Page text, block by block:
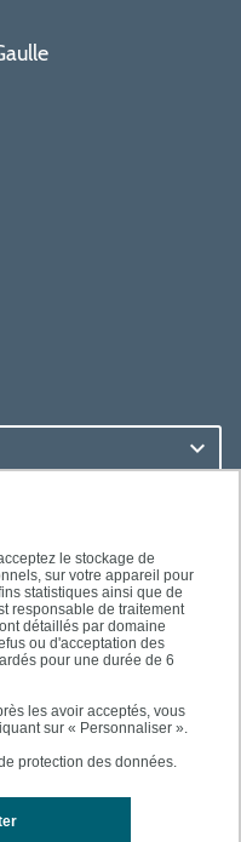
le stockage de
sur votre appareil pour
statistiques ainsi que de
responsable de traitement
détaillés par domaine
ou d'acceptation des
pour une durée de 6
les avoir acceptés, vous
sur « Personnaliser ».
protection des données.